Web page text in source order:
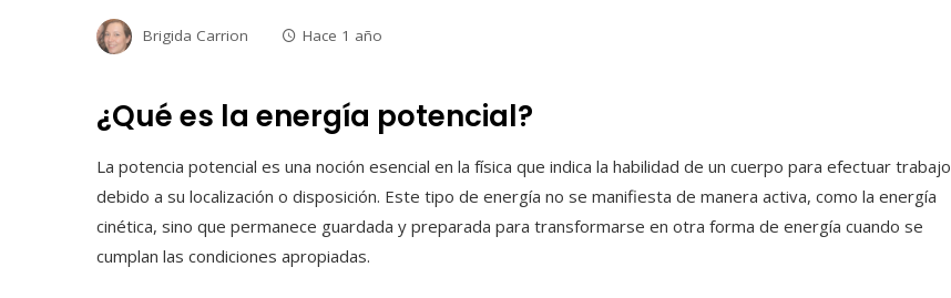
Brigida Carrion Hace 1 año
¿Qué es la energía potencial?
La potencia potencial es una noción esencial en la física que indica la habilidad de un cuerpo para efectuar trabajo
debido a su localización o disposición. Este tipo de energía no se manifiesta de manera activa, como la energía
cinética, sino que permanece guardada y preparada para transformarse en otra forma de energía cuando se
cumplan las condiciones apropiadas.